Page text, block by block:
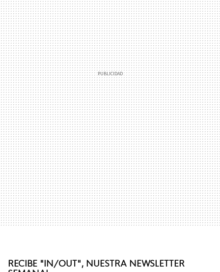
RECIBE "IN/OUT", NUESTRA NEWSLETTER